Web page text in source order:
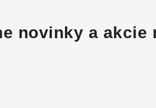
novinky a akcie